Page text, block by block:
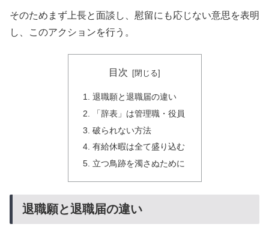
そのためまず上長と面談し、慰留にも応じない意思を表明
し、このアクションを行う。
目次
退職願と退職届の違い
「辞表」は管理職・役員
破られない方法
有給休暇は全て盛り込む
立つ鳥跡を濁さぬために
退職願と退職届の違い